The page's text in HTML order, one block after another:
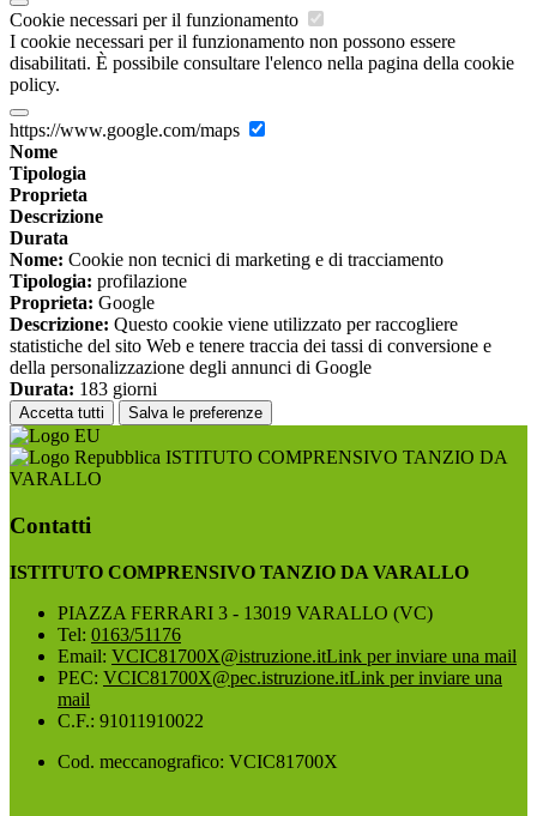
Cookie necessari per il funzionamento
I cookie necessari per il funzionamento non possono essere
disabilitati. È possibile consultare l'elenco nella pagina della cookie
policy.
https://www.google.com/maps
Nome
Tipologia
Proprieta
Descrizione
Durata
Nome: Cookie non tecnici di marketing e di tracciamento
Tipologia: profilazione
Proprieta: Google
Descrizione: Questo cookie viene utilizzato per raccogliere
statistiche del sito Web e tenere traccia dei tassi di conversione e
della personalizzazione degli annunci di Google
Durata: 183 giorni
Accetta tutti Salva le preferenze
ISTITUTO COMPRENSIVO TANZIO DA
VARALLO
Contatti
ISTITUTO COMPRENSIVO TANZIO DA VARALLO
PIAZZA FERRARI 3 - 13019 VARALLO (VC)
Tel: 0163/51176
Email: VCIC81700X@istruzione.itLink per inviare una mail
PEC: VCIC81700X@pec.istruzione.itLink per inviare una
mail
C.F.: 91011910022
Cod. meccanografico: VCIC81700X